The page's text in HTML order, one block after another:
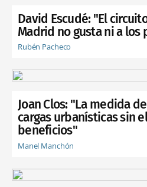
David Escudé: "El
Madrid no gusta ni a los
Rubén Pacheco
Joan Clos: "La medida
cargas urbanísticas sin
beneficios"
Manel Manchón